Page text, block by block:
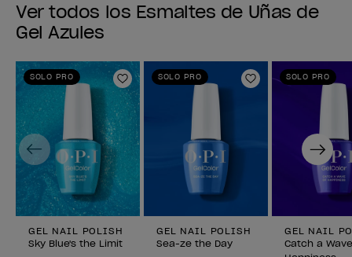
Ver todos los Esmaltes de Uñas de
Gel Azules
SOLO PRO
Añadir a la lista de deseos
GEL NAIL POLISH
Sky Blue's the Limit
SOLO PRO
Añadir a la
GEL NAIL POLISH
Sea-ze the Day
SOLO PRO
GEL NAIL
Catch a
Previous Next